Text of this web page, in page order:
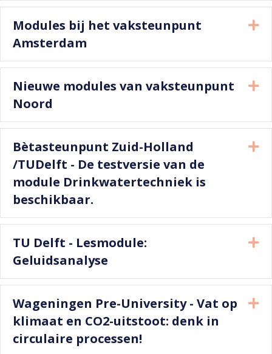
Modules bij het vaksteunpunt
Amsterdam
Nieuwe modules van vaksteunpunt
Noord
Bètasteunpunt Zuid-Holland
/TUDelft - De testversie van de
module Drinkwatertechniek is
beschikbaar.
TU Delft - Lesmodule:
Geluidsanalyse
Wageningen Pre-University - Vat op
klimaat en CO2-uitstoot: denk in
circulaire processen!